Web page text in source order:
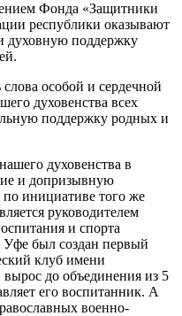
Фонда «Защитники
республики оказывают
поддержку
особой и сердечной
духовенства всех
поддержку родных и
духовенства в
и допризывную
инициативе того же
руководителем
и спорта
был создан первый
клуб имени
до объединения из 5
его воспитанник. А
военно-